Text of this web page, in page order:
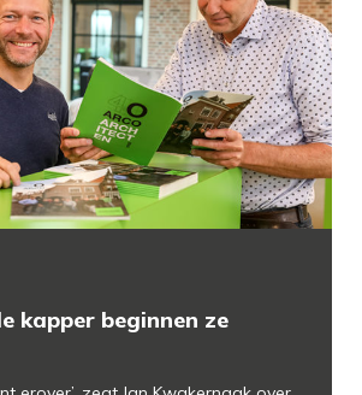
kapper beginnen ze